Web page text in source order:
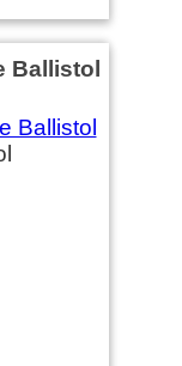
Ballistol